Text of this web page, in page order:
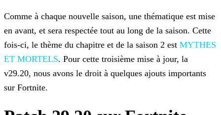
Comme à chaque nouvelle saison, une thématique est mise
en avant, et sera respectée tout au long de la saison. Cette
fois-ci, le thème du chapitre et de la saison 2 est MYTHES
ET MORTELS. Pour cette troisième mise à jour, la
v29.20, nous avons le droit à quelques ajouts importants
sur Fortnite.